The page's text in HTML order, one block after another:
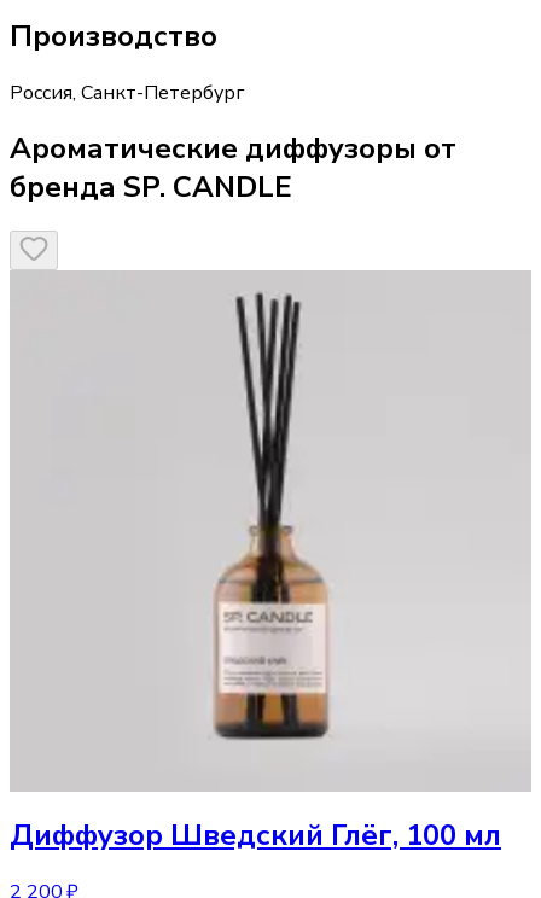
Производство
Россия, Санкт-Петербург
Ароматические диффузоры от
бренда SP. CANDLE
Диффузор Шведский Глёг, 100 мл
2 200 ₽